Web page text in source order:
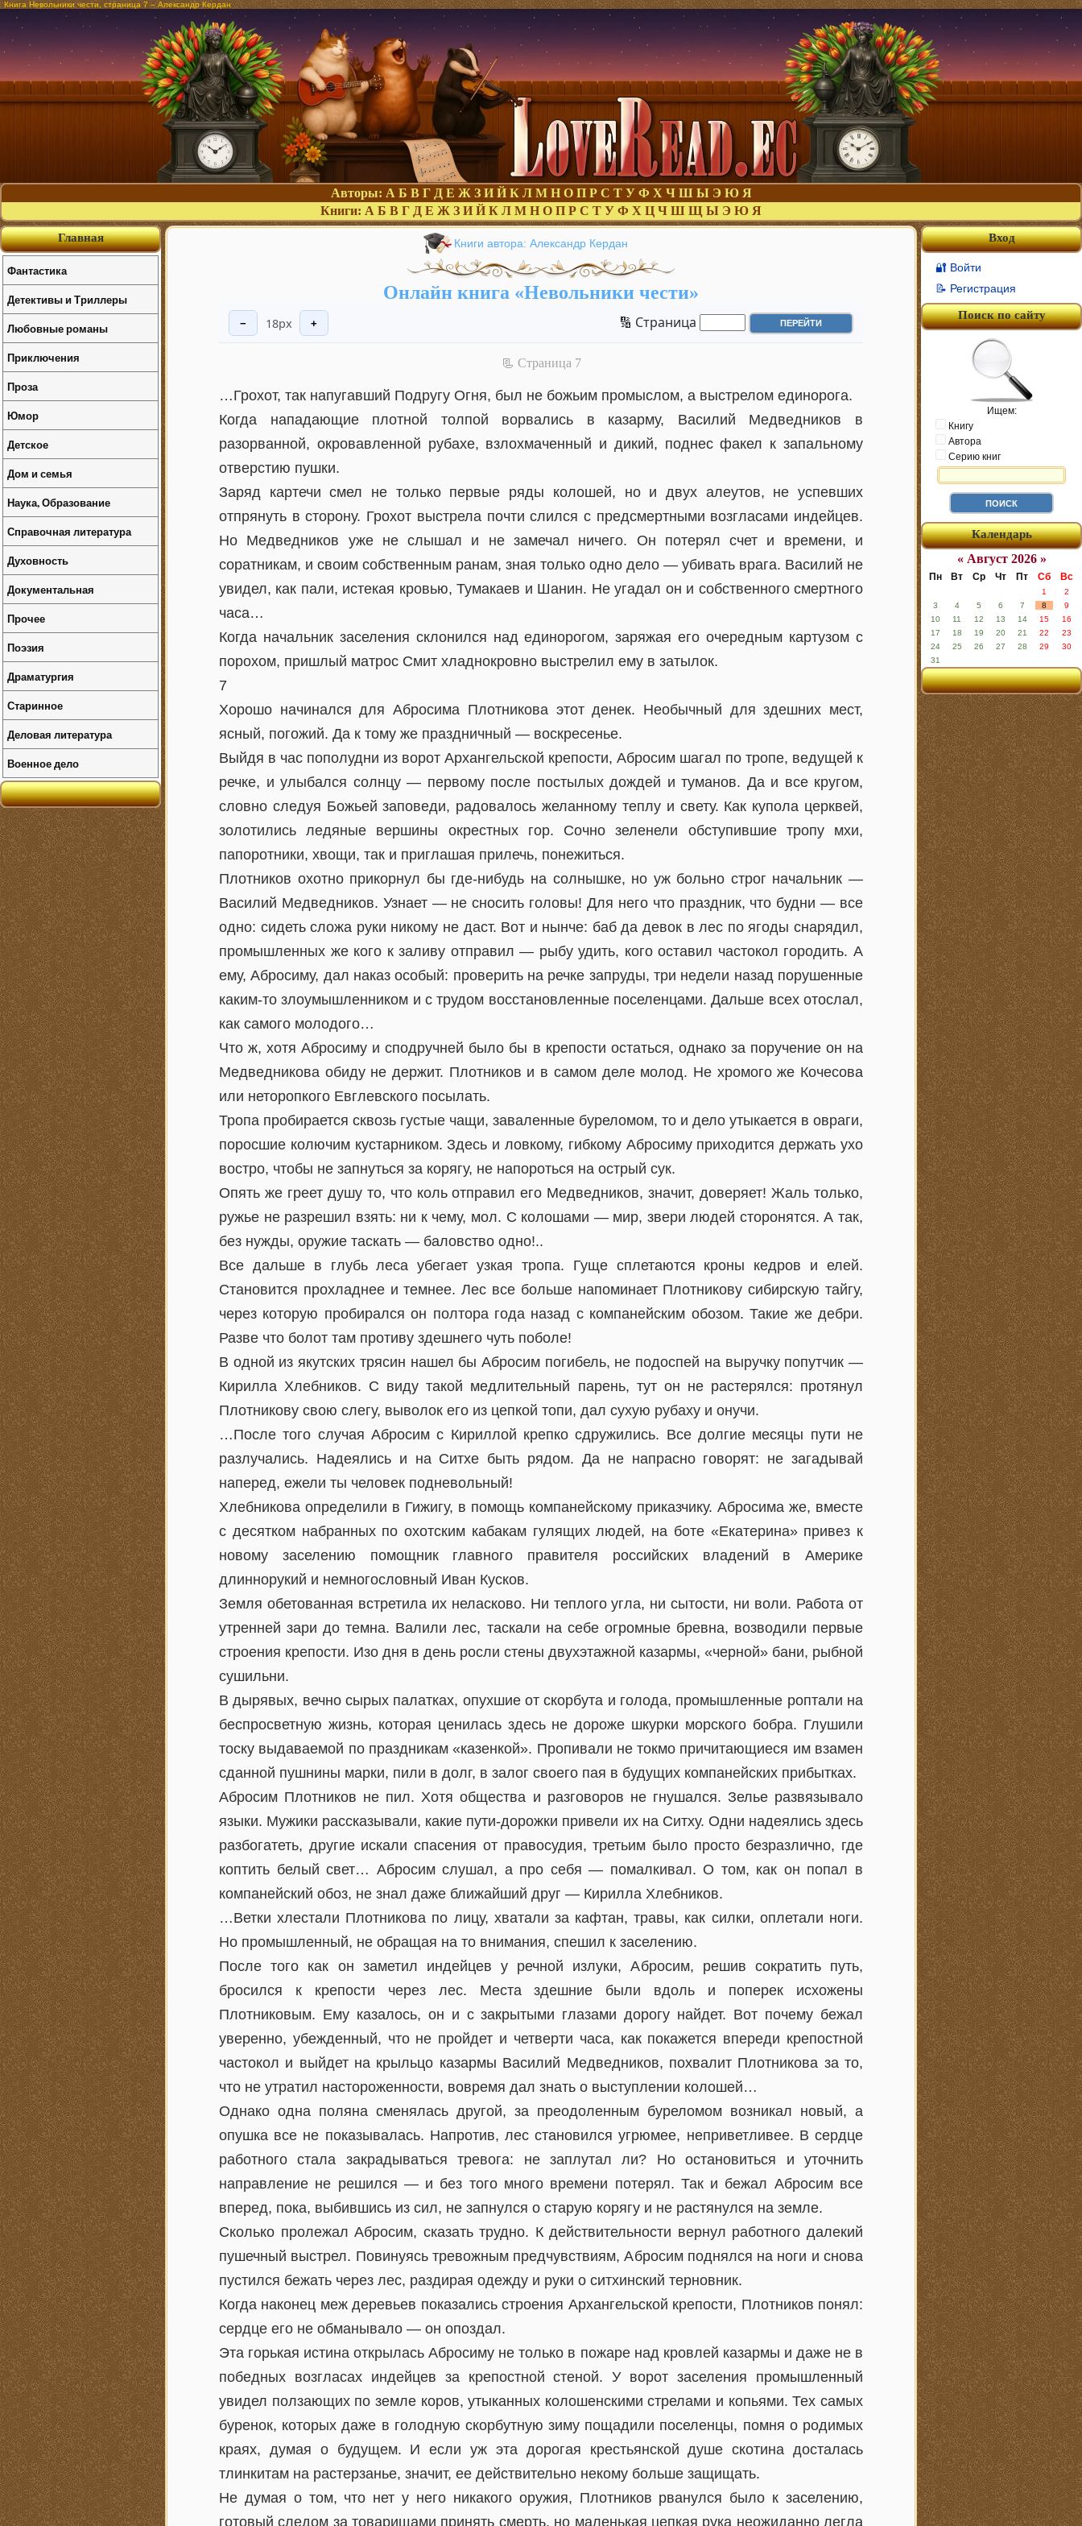
Книга Невольники чести, страница 7 – Александр Кердан
Авторы: А Б В Г Д Е Ж З И Й К Л М Н О П Р С Т У Ф Х Ч Ш Ы Э Ю Я
Книги: А Б В Г Д Е Ж З И Й К Л М Н О П Р С Т У Ф Х Ц Ч Ш Щ Ы Э Ю Я
Книги автора: Александр Кердан
Онлайн книга «Невольники чести»
− 18px + 🔢 Страница
📃 Cтраница 7
…Грохот, так напугавший Подругу Огня, был не божьим промыслом, а выстрелом единорога.
Когда нападающие плотной толпой ворвались в казарму, Василий Медведников в
разорванной, окровавленной рубахе, взлохмаченный и дикий, поднес факел к запальному
отверстию пушки.
Заряд картечи смел не только первые ряды колошей, но и двух алеутов, не успевших
отпрянуть в сторону. Грохот выстрела почти слился с предсмертными возгласами индейцев.
Но Медведников уже не слышал и не замечал ничего. Он потерял счет и времени, и
соратникам, и своим собственным ранам, зная только одно дело — убивать врага. Василий не
увидел, как пали, истекая кровью, Тумакаев и Шанин. Не угадал он и собственного смертного
часа…
Когда начальник заселения склонился над единорогом, заряжая его очередным картузом с
порохом, пришлый матрос Смит хладнокровно выстрелил ему в затылок.
7
Хорошо начинался для Абросима Плотникова этот денек. Необычный для здешних мест,
ясный, погожий. Да к тому же праздничный — воскресенье.
Выйдя в час пополудни из ворот Архангельской крепости, Абросим шагал по тропе, ведущей к
речке, и улыбался солнцу — первому после постылых дождей и туманов. Да и все кругом,
словно следуя Божьей заповеди, радовалось желанному теплу и свету. Как купола церквей,
золотились ледяные вершины окрестных гор. Сочно зеленели обступившие тропу мхи,
папоротники, хвощи, так и приглашая прилечь, понежиться.
Плотников охотно прикорнул бы где-нибудь на солнышке, но уж больно строг начальник —
Василий Медведников. Узнает — не сносить головы! Для него что праздник, что будни — все
одно: сидеть сложа руки никому не даст. Вот и нынче: баб да девок в лес по ягоды снарядил,
промышленных же кого к заливу отправил — рыбу удить, кого оставил частокол городить. А
ему, Абросиму, дал наказ особый: проверить на речке запруды, три недели назад порушенные
каким-то злоумышленником и с трудом восстановленные поселенцами. Дальше всех отослал,
как самого молодого…
Что ж, хотя Абросиму и сподручней было бы в крепости остаться, однако за поручение он на
Медведникова обиду не держит. Плотников и в самом деле молод. Не хромого же Кочесова
или неторопкого Евглевского посылать.
Тропа пробирается сквозь густые чащи, заваленные буреломом, то и дело утыкается в овраги,
поросшие колючим кустарником. Здесь и ловкому, гибкому Абросиму приходится держать ухо
востро, чтобы не запнуться за корягу, не напороться на острый сук.
Опять же греет душу то, что коль отправил его Медведников, значит, доверяет! Жаль только,
ружье не разрешил взять: ни к чему, мол. С колошами — мир, звери людей сторонятся. А так,
без нужды, оружие таскать — баловство одно!..
Все дальше в глубь леса убегает узкая тропа. Гуще сплетаются кроны кедров и елей.
Становится прохладнее и темнее. Лес все больше напоминает Плотникову сибирскую тайгу,
через которую пробирался он полтора года назад с компанейским обозом. Такие же дебри.
Разве что болот там противу здешнего чуть поболе!
В одной из якутских трясин нашел бы Абросим погибель, не подоспей на выручку попутчик —
Кирилла Хлебников. С виду такой медлительный парень, тут он не растерялся: протянул
Плотникову свою слегу, выволок его из цепкой топи, дал сухую рубаху и онучи.
…После того случая Абросим с Кириллой крепко сдружились. Все долгие месяцы пути не
разлучались. Надеялись и на Ситхе быть рядом. Да не напрасно говорят: не загадывай
наперед, ежели ты человек подневольный!
Хлебникова определили в Гижигу, в помощь компанейскому приказчику. Абросима же, вместе
с десятком набранных по охотским кабакам гулящих людей, на боте «Екатерина» привез к
новому заселению помощник главного правителя российских владений в Америке
длиннорукий и немногословный Иван Кусков.
Земля обетованная встретила их неласково. Ни теплого угла, ни сытости, ни воли. Работа от
утренней зари до темна. Валили лес, таскали на себе огромные бревна, возводили первые
строения крепости. Изо дня в день росли стены двухэтажной казармы, «черной» бани, рыбной
сушильни.
В дырявых, вечно сырых палатках, опухшие от скорбута и голода, промышленные роптали на
беспросветную жизнь, которая ценилась здесь не дороже шкурки морского бобра. Глушили
тоску выдаваемой по праздникам «казенкой». Пропивали не токмо причитающиеся им взамен
сданной пушнины марки, пили в долг, в залог своего пая в будущих компанейских прибытках.
Абросим Плотников не пил. Хотя общества и разговоров не гнушался. Зелье развязывало
языки. Мужики рассказывали, какие пути-дорожки привели их на Ситху. Одни надеялись здесь
разбогатеть, другие искали спасения от правосудия, третьим было просто безразлично, где
коптить белый свет… Абросим слушал, а про себя — помалкивал. О том, как он попал в
компанейский обоз, не знал даже ближайший друг — Кирилла Хлебников.
…Ветки хлестали Плотникова по лицу, хватали за кафтан, травы, как силки, оплетали ноги.
Но промышленный, не обращая на то внимания, спешил к заселению.
После того как он заметил индейцев у речной излуки, Абросим, решив сократить путь,
бросился к крепости через лес. Места здешние были вдоль и поперек исхожены
Плотниковым. Ему казалось, он и с закрытыми глазами дорогу найдет. Вот почему бежал
уверенно, убежденный, что не пройдет и четверти часа, как покажется впереди крепостной
частокол и выйдет на крыльцо казармы Василий Медведников, похвалит Плотникова за то,
что не утратил настороженности, вовремя дал знать о выступлении колошей…
Однако одна поляна сменялась другой, за преодоленным буреломом возникал новый, а
опушка все не показывалась. Напротив, лес становился угрюмее, неприветливее. В сердце
работного стала закрадываться тревога: не заплутал ли? Но остановиться и уточнить
направление не решился — и без того много времени потерял. Так и бежал Абросим все
вперед, пока, выбившись из сил, не запнулся о старую корягу и не растянулся на земле.
Сколько пролежал Абросим, сказать трудно. К действительности вернул работного далекий
пушечный выстрел. Повинуясь тревожным предчувствиям, Абросим поднялся на ноги и снова
пустился бежать через лес, раздирая одежду и руки о ситхинский терновник.
Когда наконец меж деревьев показались строения Архангельской крепости, Плотников понял:
сердце его не обманывало — он опоздал.
Эта горькая истина открылась Абросиму не только в пожаре над кровлей казармы и даже не в
победных возгласах индейцев за крепостной стеной. У ворот заселения промышленный
увидел ползающих по земле коров, утыканных колошенскими стрелами и копьями. Тех самых
буренок, которых даже в голодную скорбутную зиму пощадили поселенцы, помня о родимых
краях, думая о будущем. И если уж эта дорогая крестьянской душе скотина досталась
тлинкитам на растерзанье, значит, ее действительно некому больше защищать.
Не думая о том, что нет у него никакого оружия, Плотников рванулся было к заселению,
готовый следом за товарищами принять смерть, но маленькая цепкая рука неожиданно легла
Вход
🔐 Войти
📝 Регистрация
Поиск по сайту
Ищем:
Книгу
Автора
Серию книг
Календарь
« Август 2026 »
Пн Вт Ср Чт Пт Сб Вс
1
2
3
4 5 6 7 8
9
10
11 12 13 14 15
16
17
18 19 20 21 22
23
24
25 26 27 28 29
30
31
Главная
Фантастика
Детективы и Триллеры
Любовные романы
Приключения
Проза
Юмор
Детское
Дом и семья
Наука, Образование
Справочная литература
Духовность
Документальная
Прочее
Поэзия
Драматургия
Старинное
Деловая литература
Военное дело